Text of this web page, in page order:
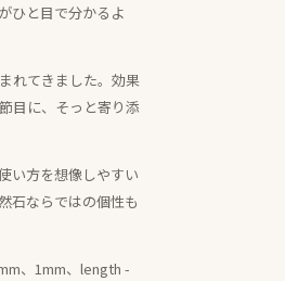
ひと目で分かるよ
れてきました。効果
目に、そっと寄り添
い方を想像しやすい
石ならではの個性も
、1mm、length -